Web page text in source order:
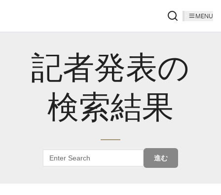
MENU
記者発表の
検索結果
進む